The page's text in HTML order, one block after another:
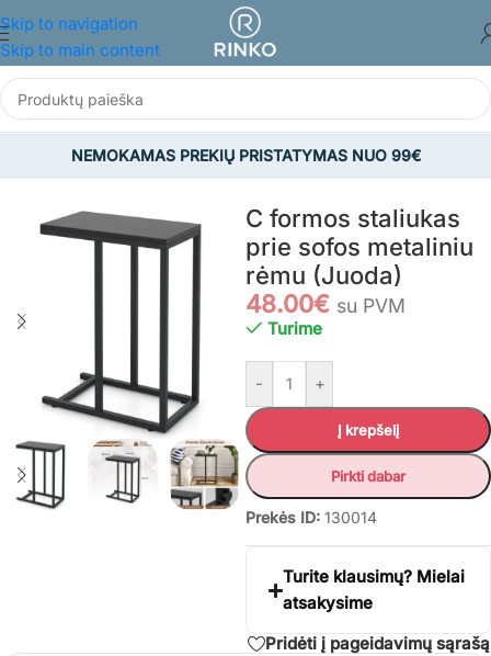
Skip to navigation
Skip to main content
NEMOKAMAS PREKIŲ PRISTATYMAS NUO 99€
BALDAI/Svetainės baldai/Staliukai
C formos staliukas
prie sofos metaliniu
rėmu (Juoda)
48.00€ su PVM
Turime
- +
Į krepšelį
Pirkti dabar
Prekės ID: 130014
Turite klausimų? Mielai
atsakysime
Pridėti į pageidavimų sąrašą